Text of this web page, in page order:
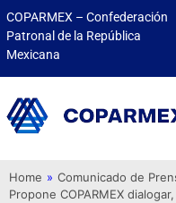
COPARMEX – Confederación
Patronal de la República
Mexicana
Home » Comunicado de
Propone COPARMEX